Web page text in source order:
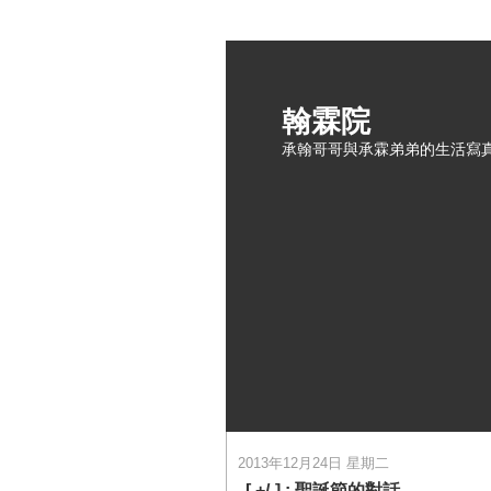
翰霖院
承翰哥哥與承霖弟弟的生活寫
2013年12月24日 星期二